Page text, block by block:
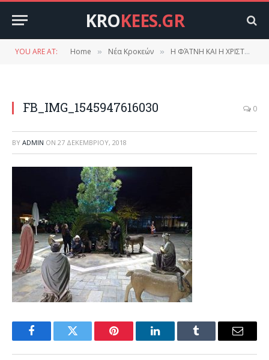
KROKEES.GR
YOU ARE AT: Home » Νέα Κροκεών » Η ΦΆΤΝΗ ΚΑΙ Η ΧΡΙΣΤΟΥΓΕΝΝΙΆΤΙΚΗ ΑΤΜΌΣΦΑΙΡΑ ΣΤΗΝ ΠΛΑΤΕΊΑ ΚΡΟΚΕΏΝ
FB_IMG_1545947616030 0
BY ADMIN ON 27 ΔΕΚΕΜΒΡΊΟΥ, 2018
FacebookTwitter Pinterest LinkedInTumblr Email